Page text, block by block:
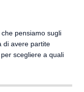
pensiamo sugli
di avere partite
scegliere a quali